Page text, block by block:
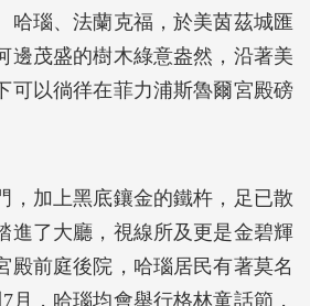
哈瑙、法蘭克福，於美茵茲城匯
邊茂盛的樹木綠意盎然，沿著美
可以徜徉在菲力浦斯魯爾宮殿磅
，加上黑底鑲金的鐵杵，足已散
進了大廳，視線所及更是金碧輝
殿前庭後院，哈瑙居民有著莫名
月，哈瑙均會舉行格林童話節，